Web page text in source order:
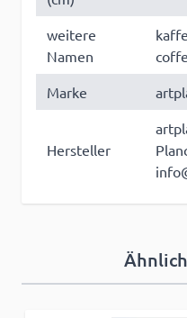
weitere
Namen
Marke
Hersteller